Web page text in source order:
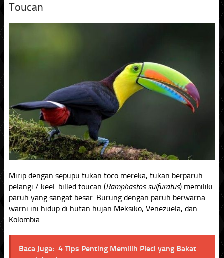
Toucan
Mirip dengan sepupu tukan toco mereka, tukan berparuh
pelangi / keel-billed toucan (Ramphastos sulfuratus) memiliki
paruh yang sangat besar. Burung dengan paruh berwarna-
warni ini hidup di hutan hujan Meksiko, Venezuela, dan
Kolombia.
Baca Juga: 4 Tips Penting Memilih Pleci yang Bakat